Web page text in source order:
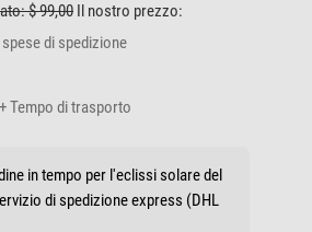
$ 99,00 Il nostro prezzo:
spese di spedizione
+ Tempo di trasporto
in tempo per l'eclissi solare del
di spedizione express (DHL